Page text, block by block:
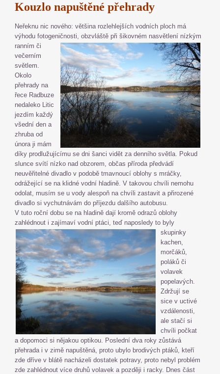
Kouzlo napuštěné přehrady
Neřeknu nic nového: většina rozlehlejších vodních ploch má
výhodu fotogeničnosti, obzvláště při šikovném nasvětlení nízkým
ranním či
večerním
světlem.
Okolo
přehrady na
řece Radbuze
nedaleko Litic
jezdím každý
všední den a
zhruba od
února ji mám
díky prodlužujícímu se dni šanci vidět za denního světla. Pokud
slunce svítí nízko nad obzorem, občas příroda předvádí
neuvěřitelné divadlo v podobě tmavnoucí oblohy s mráčky,
odrážející se na klidné vodní hladině. V takovou chvíli nemohu
odolat, musím se u vody alespoň na chvíli zastavit a přirozené
divadlo si vychutnávám do příjezdu dalšího autobusu.
V tuto roční dobu se na hladině dají kromě odrazů oblohy
zahlédnout i zajímaví vodní ptáci, teď naposledy to byly
skupinky
kachen,
morčáků,
poláků či
volavek
popelavých.
Zdržují se
sice v uctivé
vzdálenosti,
ale stačí si
chvíli počkat
a dopomoci si nějakou optikou. Poslední dva roky zůstává
přehrada i v zimě napuštěná, proto ubylo brodivých ptáků, kteří
zde dříve v blátě nacházeli dostatek potravy, proto nebyl problém
zde zahlédnout více druhů volavek a později i racky. Dnes část